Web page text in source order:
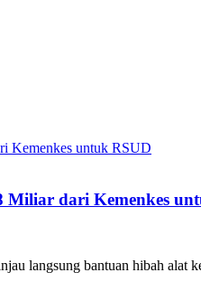
Miliar dari Kemenkes
langsung bantuan hibah alat